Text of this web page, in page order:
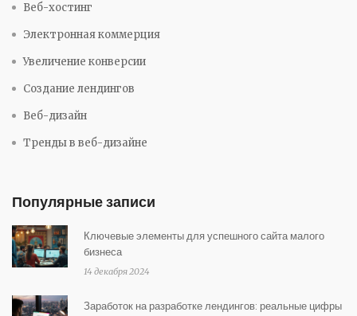
Веб-хостинг
Электронная коммерция
Увеличение конверсии
Создание лендингов
Веб-дизайн
Тренды в веб-дизайне
Популярные записи
Ключевые элементы для успешного сайта малого
бизнеса
14 декабря 2024
Заработок на разработке лендингов: реальные цифры